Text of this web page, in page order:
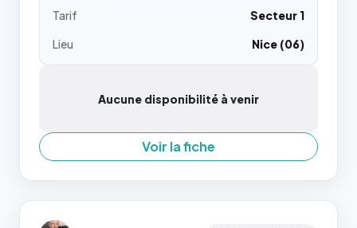
Tarif
Secteur 1
Lieu
Nice (06)
Aucune disponibilité à venir
Voir la fiche